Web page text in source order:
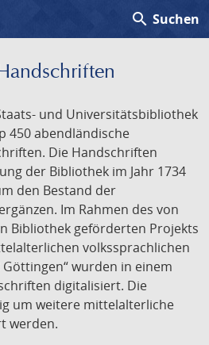
search Suchen
und Universitätsbibliothek
450 abendländische
Die Handschriften
der Bibliothek im Jahr 1734
den Bestand der
Im Rahmen des von
Bibliothek geförderten Projekts
volkssprachlichen
wurden in einem
digitalisiert. Die
um weitere mittelalterliche
werden.